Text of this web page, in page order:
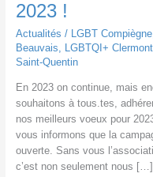
2023 !
Actualités / LGBT Compiègne
Beauvais, LGBTQI+ Clermont
Saint-Quentin
En 2023 on continue, mais
souhaitons à tous.tes,
nos meilleurs voeux pour
vous informons que la
ouverte. Sans vous
c’est non seulement nous […]